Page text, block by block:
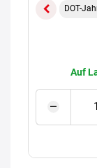
DOT-
Auf